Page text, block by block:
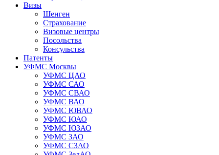
Визы
Шенген
Страхование
Визовые центры
Посольства
Консульства
Патенты
УФМС Москвы
УФМС ЦАО
УФМС САО
УФМС СВАО
УФМС ВАО
УФМС ЮВАО
УФМС ЮАО
УФМС ЮЗАО
УФМС ЗАО
УФМС СЗАО